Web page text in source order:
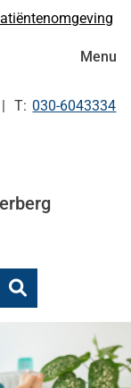
Tel:
030-6043334
Zoeken
Menu